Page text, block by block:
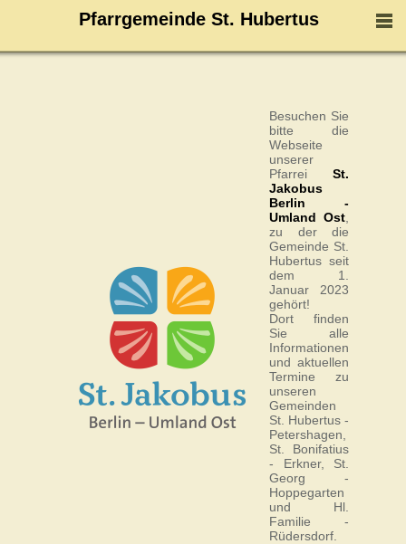
Pfarrgemeinde St. Hubertus
Besuchen Sie
bitte die
Webseite
unserer
Pfarrei St.
Jakobus
Berlin -
Umland Ost
zu der die
Gemeinde St.
Hubertus seit
dem 1.
Januar 2023
gehört!
Dort finden
Sie alle
Informationen
und aktuellen
Termine zu
unseren
Gemeinden
St. Hubertus -
Petershagen,
St. Bonifatius
- Erkner, St.
Georg -
Hoppegarten
und Hl.
Familie -
Rüdersdorf.